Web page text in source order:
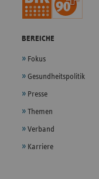
BEREICHE
Fokus
Gesundheitspolitik
Presse
Themen
Verband
Karriere